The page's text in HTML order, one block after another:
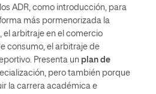
ADR, como introducción, para
más pormenorizada la
arbitraje en el comercio
consumo, el arbitraje de
Presenta un plan de
pero también porque
la carrera académica e